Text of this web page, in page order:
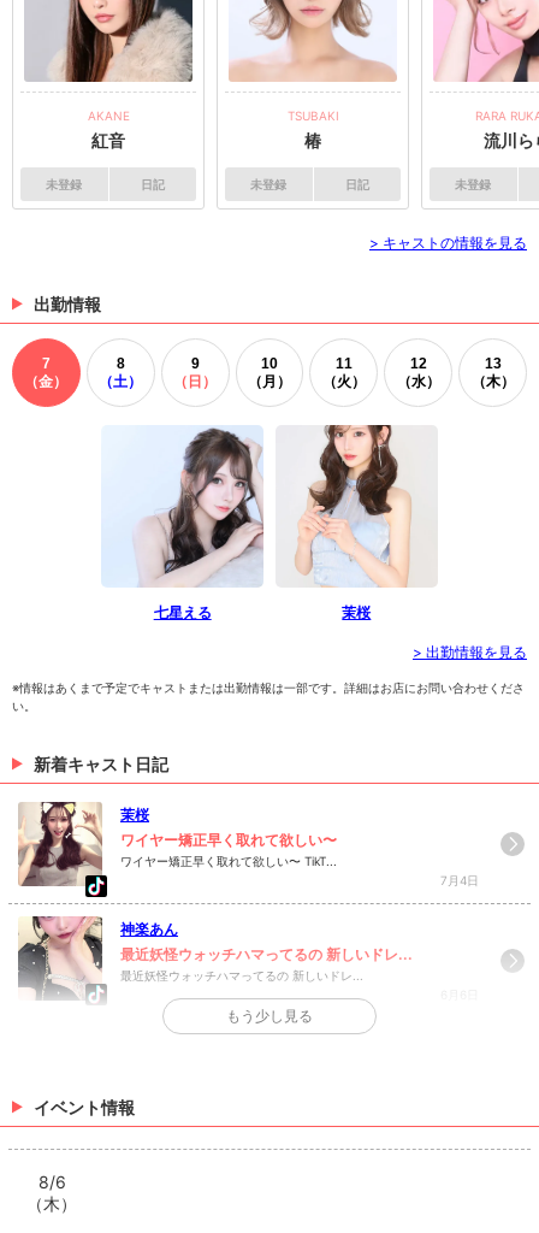
AKANE
紅音
未登録 日記
TSUBAKI
椿
未登録 日記
RARA
流川ら
未登録
> キャストの情報を見る
出勤情報
7
（金）
8
（土）
9
（日）
10
（月）
11
（火）
12
（水）
13
（木）
七星える 茉桜
> 出勤情報を見る
※情報はあくまで予定でキャストまたは出勤情報は一部です。詳細はお店にお問い合わせくださ
い。
新着キャスト日記
茉桜
ワイヤー矯正早く取れて欲しい〜
ワイヤー矯正早く取れて欲しい〜 TikT...
7月4日
神楽あん
最近妖怪ウォッチハマってるの 新しいドレ...
最近妖怪ウォッチハマってるの 新しいドレ...
もう少し見る
イベント情報
8/6
（木）